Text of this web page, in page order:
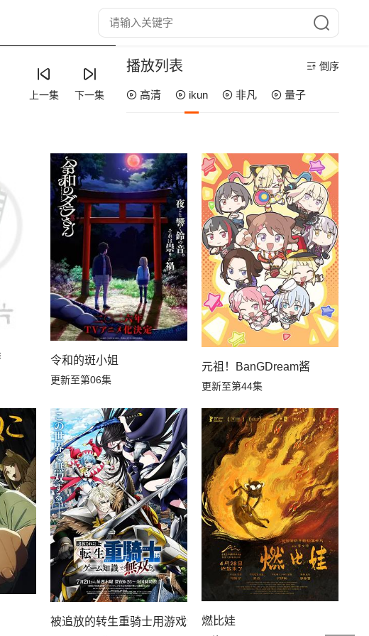
上一集 下一集
播放列表 倒序
高清 ikun 非凡 量子
第11集 第10集
第09集 第08集
第07集 第06集
第05集 第04集
第03集 第02集
险记
令和的斑小姐
更新至第06集
元祖！BanGDream酱
更新至第44集
被追放的转生重骑士用游戏知识开无双
燃比娃